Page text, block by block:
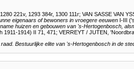
221v, 1293 384r, 1300 111r; VAN SASSE VAN
eigenaars of bewoners in vroegere eeuwen I-III
huizen en gebouwen van 's-Hertogenbosch ,
1911-1914) II 71, 471 ; VERREYT / JUTEN,
Bestuurlijke elite van 's-Hertogenbosch in de